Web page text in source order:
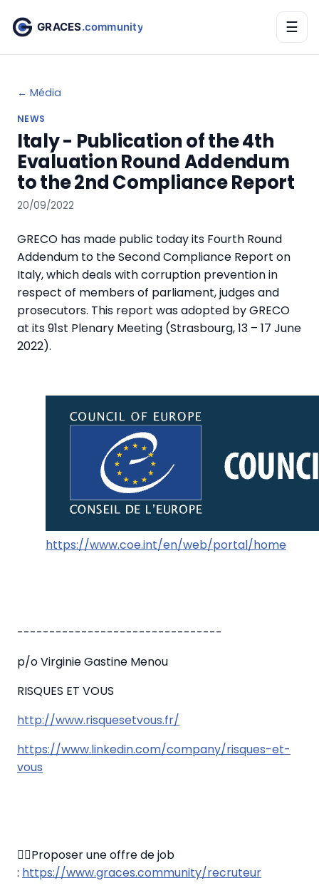
☰
← Média
NEWS
Italy - Publication of the 4th
Evaluation Round Addendum
to the 2nd Compliance Report
20/09/2022
GRECO has made public today its Fourth Round
Addendum to the Second Compliance Report on
Italy, which deals with corruption prevention in
respect of members of parliament, judges and
prosecutors. This report was adopted by GRECO
at its 91st Plenary Meeting (Strasbourg, 13 – 17 June
2022).
https://www.coe.int/en/web/portal/home
--------------------------------
p/o Virginie Gastine Menou
RISQUES ET VOUS
http://www.risquesetvous.fr/
https://www.linkedin.com/company/risques-et-
vous
✍🏼Proposer une offre de job
: https://www.graces.community/recruteur